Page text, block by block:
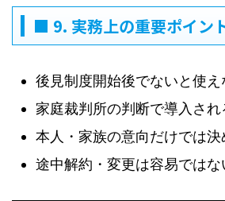
■ 9. 実務上の重要ポイン
後見制度開始後でないと使え
家庭裁判所の判断で導入され
本人・家族の意向だけでは決
途中解約・変更は容易ではな